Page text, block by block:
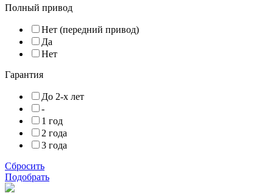
Полный привод
Нет (передний привод)
Да
Нет
Гарантия
До 2-х лет
-
1 год
2 года
3 года
Сбросить
Подобрать